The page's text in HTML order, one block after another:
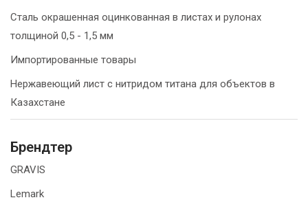
Сталь окрашенная оцинкованная в листах и рулонах
толщиной 0,5 - 1,5 мм
Импортированные товары
Нержавеющий лист с нитридом титана для объектов в
Казахстане
Брендтер
GRAVIS
Lemark